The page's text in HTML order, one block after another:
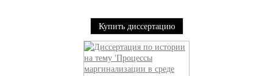
Купить диссертацию